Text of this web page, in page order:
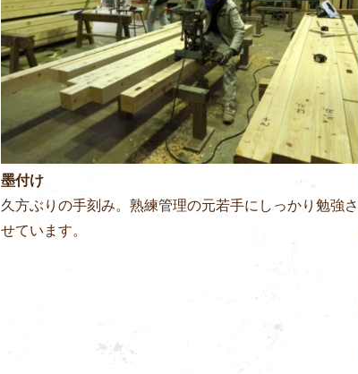
墨付け
久方ぶりの手刻み。熟練管理の元若手にしっかり勉強さ
せています。